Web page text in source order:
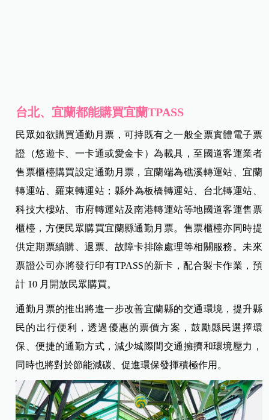
台北、宜蘭都能購買宜蘭TPASS
民眾如欲購買通勤月票，可持既有之一般全票實體電子票
證（悠遊卡、一卡通或愛金卡）為載具，至國道客運業者
售票櫃檯購買設定通勤月票，宜蘭端為礁溪轉運站、宜蘭
轉運站、羅東轉運站；縣外為板橋轉運站、台北轉運站、
科技大樓站、市府轉運站及南港轉運站等地國道客運售票
櫃檯，方便民眾購買宜蘭縣通勤月票。售票櫃檯亦同時提
供定期票續購、退票、故障卡排除處理等相關服務。未來
票證公司亦將發行印有TPASS的新卡，配合製卡作業，預
計 10 月開放民眾購買。
通勤月票的推出將進一步改善宜蘭縣的交通環境，提升縣
民的出行便利，透過優惠的票價方案，鼓勵縣民選擇環
保、便捷的通勤方式，減少城際間交通擁擠和環境壓力，
同時也將對於節能減碳、促進環保發揮積極作用。